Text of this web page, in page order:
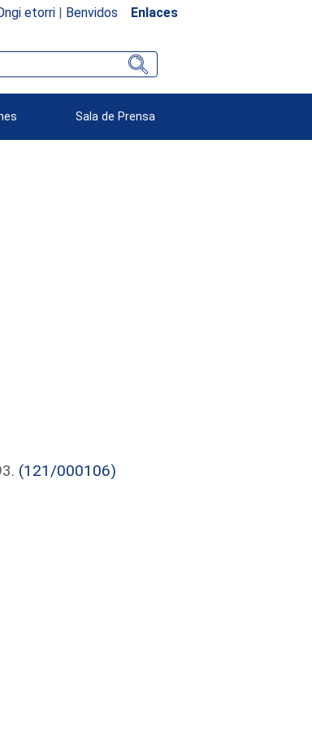
etorri| Benvidos Enlaces
Sala de Prensa
(121/000106)